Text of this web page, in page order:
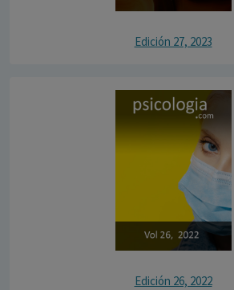
Edición 27, 2023
Edición 26, 2022